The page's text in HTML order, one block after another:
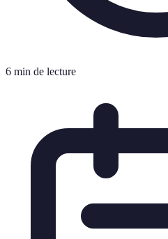
6 min de lecture